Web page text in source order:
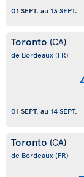
01 SEPT. au 13 SEPT.
Toronto (CA)
de Bordeaux (FR)
01 SEPT. au 14 SEPT.
Toronto (CA)
de Bordeaux (FR)